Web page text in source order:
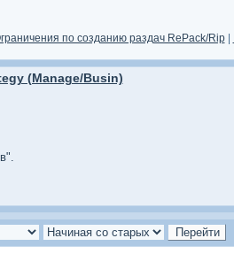
по созданию раздач RePack/Rip|
(Manage/Busin)